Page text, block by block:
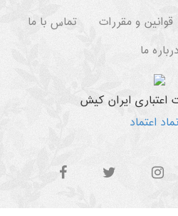
قوانین و مقررات
تماس با ما
درباره ما